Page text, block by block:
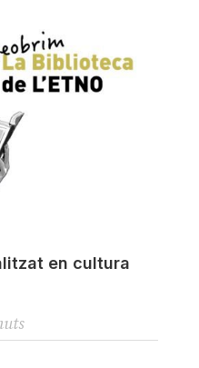
en cultura